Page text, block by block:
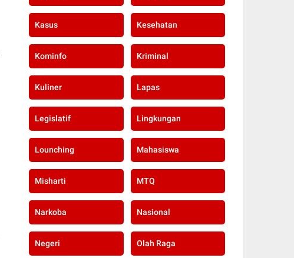
Kasus Kesehatan
Kominfo Kriminal
Kuliner Lapas
Legislatif Lingkungan
Lounching Mahasiswa
Misharti MTQ
Narkoba Nasional
Negeri Olah Raga